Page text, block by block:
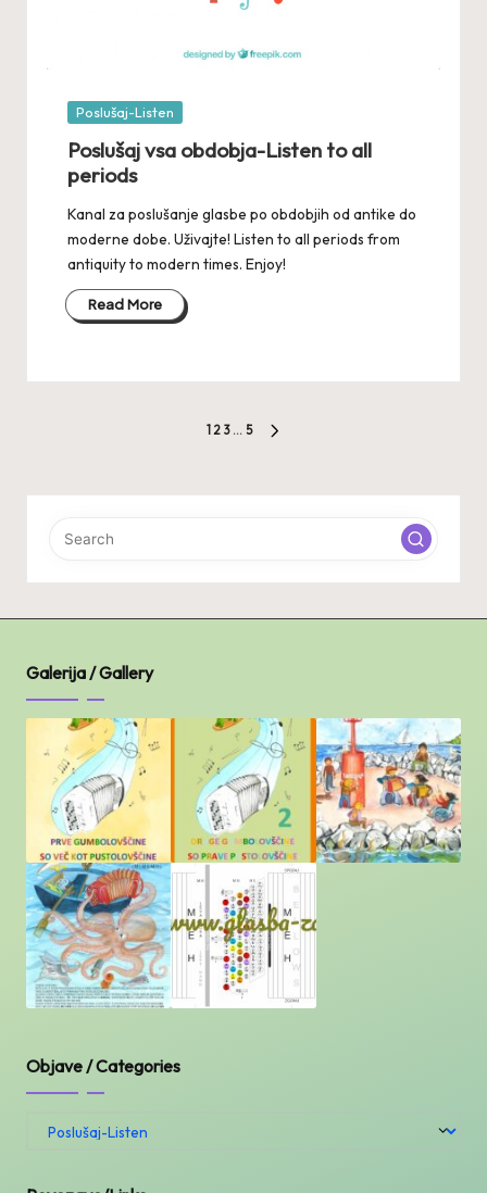
Posted
Poslušaj-Listen
Poslušaj vsa obdobja-Listen to all
periods
Kanal za poslušanje glasbe po obdobjih od antike do
moderne dobe. Uživajte! Listen to all periods from
antiquity to modern times. Enjoy!
Read More
1 2 3 … 5
Galerija / Gallery
Objave / Categories
Objave